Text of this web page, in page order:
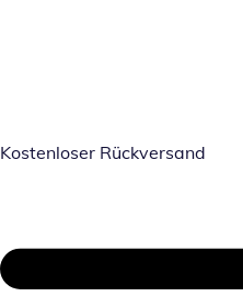
Kostenloser Rückversand